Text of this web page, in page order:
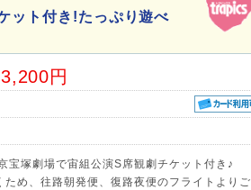
ット付き!たっぷり遊べ
円
宝塚劇場で宙組公演S席観劇チケット付き♪
め、往路朝発便、復路夜便のフライトよりご